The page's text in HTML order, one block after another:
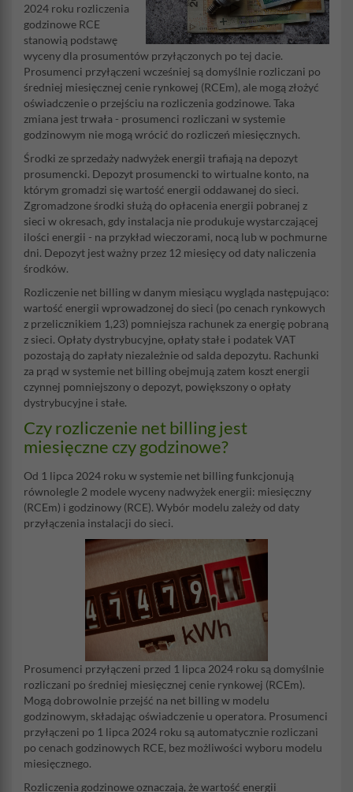
2024 roku rozliczenia
godzinowe RCE
stanowią podstawę
wyceny dla prosumentów przyłączonych po tej dacie.
Prosumenci przyłączeni wcześniej są domyślnie rozliczani po
średniej miesięcznej cenie rynkowej (RCEm), ale mogą złożyć
oświadczenie o przejściu na rozliczenia godzinowe. Taka
zmiana jest trwała - prosumenci rozliczani w systemie
godzinowym nie mogą wrócić do rozliczeń miesięcznych.
Środki ze sprzedaży nadwyżek energii trafiają na depozyt
prosumencki. Depozyt prosumencki to wirtualne konto, na
którym gromadzi się wartość energii oddawanej do sieci.
Zgromadzone środki służą do opłacenia energii pobranej z
sieci w okresach, gdy instalacja nie produkuje wystarczającej
ilości energii - na przykład wieczorami, nocą lub w pochmurne
dni. Depozyt jest ważny przez 12 miesięcy od daty naliczenia
środków.
Rozliczenie net billing w danym miesiącu wygląda następująco:
wartość energii wprowadzonej do sieci (po cenach rynkowych
z przelicznikiem 1,23) pomniejsza rachunek za energię pobraną
z sieci. Opłaty dystrybucyjne, opłaty stałe i podatek VAT
pozostają do zapłaty niezależnie od salda depozytu. Rachunki
za prąd w systemie net billing obejmują zatem koszt energii
czynnej pomniejszony o depozyt, powiększony o opłaty
dystrybucyjne i stałe.
Czy rozliczenie net billing jest
miesięczne czy godzinowe?
Od 1 lipca 2024 roku w systemie net billing funkcjonują
równolegle 2 modele wyceny nadwyżek energii: miesięczny
(RCEm) i godzinowy (RCE). Wybór modelu zależy od daty
przyłączenia instalacji do sieci.
Prosumenci przyłączeni przed 1 lipca 2024 roku są domyślnie
rozliczani po średniej miesięcznej cenie rynkowej (RCEm).
Mogą dobrowolnie przejść na net billing w modelu
godzinowym, składając oświadczenie u operatora. Prosumenci
przyłączeni po 1 lipca 2024 roku są automatycznie rozliczani
po cenach godzinowych RCE, bez możliwości wyboru modelu
miesięcznego.
Rozliczenia godzinowe oznaczają, że wartość energii